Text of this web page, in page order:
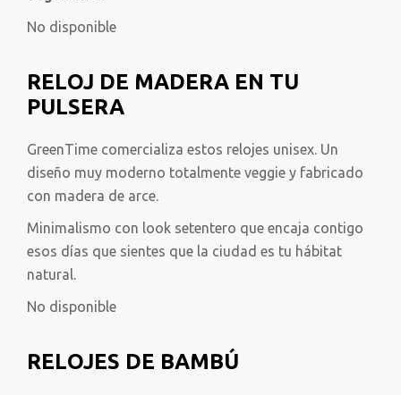
No disponible
RELOJ DE MADERA EN TU
PULSERA
GreenTime comercializa estos relojes unisex. Un
diseño muy moderno totalmente veggie y fabricado
con madera de arce.
Minimalismo con look setentero que encaja contigo
esos días que sientes que la ciudad es tu hábitat
natural.
No disponible
RELOJES DE BAMBÚ